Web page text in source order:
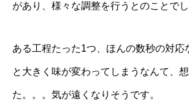
があり、様々な調整を行うとのことでし
ある工程たった1つ、ほんの数秒の対応
と大きく味が変わってしまうなんて、
た。。。気が遠くなりそうです。